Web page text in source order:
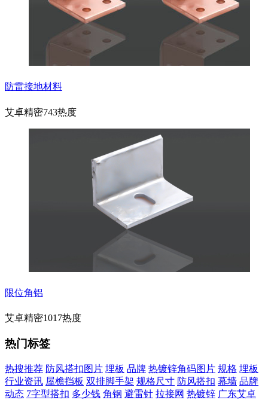
防雷接地材料
艾卓精密743热度
限位角铝
艾卓精密1017热度
热门标签
热搜推荐 防风搭扣图片 埋板 品牌 热镀锌角码图片 规格 埋板
行业资讯 屋檐挡板 双排脚手架 规格尺寸 防风搭扣 幕墙 品牌
动态 7字型搭扣 多少钱 角钢 避雷针 拉接网 热镀锌 广东艾卓